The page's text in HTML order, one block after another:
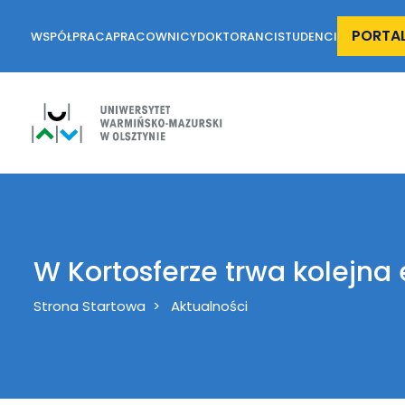
WSPÓŁPRACAPRACOWNICYDOKTORANCISTUDENCI
W Kortosferze trwa kolejna
Breadcrumb
Strona Startowa Aktualności